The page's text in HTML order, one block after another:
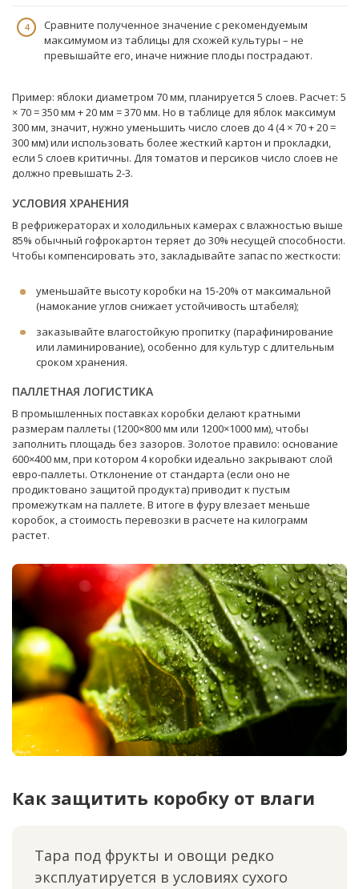
Сравните полученное значение с рекомендуемым
максимумом из таблицы для схожей культуры – не
превышайте его, иначе нижние плоды пострадают.
Пример: яблоки диаметром 70 мм, планируется 5 слоев. Расчет: 5
× 70 = 350 мм + 20 мм = 370 мм. Но в таблице для яблок максимум
300 мм, значит, нужно уменьшить число слоев до 4 (4 × 70 + 20 =
300 мм) или использовать более жесткий картон и прокладки,
если 5 слоев критичны. Для томатов и персиков число слоев не
должно превышать 2-3.
УСЛОВИЯ ХРАНЕНИЯ
В рефрижераторах и холодильных камерах с влажностью выше
85% обычный гофрокартон теряет до 30% несущей способности.
Чтобы компенсировать это, закладывайте запас по жесткости:
уменьшайте высоту коробки на 15-20% от максимальной
(намокание углов снижает устойчивость штабеля);
заказывайте влагостойкую пропитку (парафинирование
или ламинирование), особенно для культур с длительным
сроком хранения.
ПАЛЛЕТНАЯ ЛОГИСТИКА
В промышленных поставках коробки делают кратными
размерам паллеты (1200×800 мм или 1200×1000 мм), чтобы
заполнить площадь без зазоров. Золотое правило: основание
600×400 мм, при котором 4 коробки идеально закрывают слой
евро-паллеты. Отклонение от стандарта (если оно не
продиктовано защитой продукта) приводит к пустым
промежуткам на паллете. В итоге в фуру влезает меньше
коробок, а стоимость перевозки в расчете на килограмм
растет.
Как защитить коробку от влаги
Тара под фрукты и овощи редко
эксплуатируется в условиях сухого